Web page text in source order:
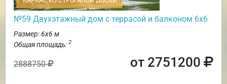
№59 Двухэтажный дом с террасой и балконом 6х6
Размер: 6х6 м
Общая площадь: 2
2888750 от 2751200